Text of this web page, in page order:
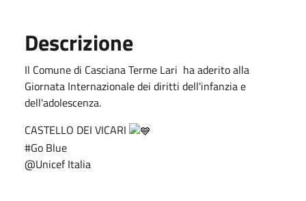
Descrizione
Il Comune di Casciana Terme Lari ha aderito alla
Giornata Internazionale dei diritti dell'infanzia e
dell'adolescenza.
CASTELLO DEI VICARI
#Go Blue
@Unicef Italia